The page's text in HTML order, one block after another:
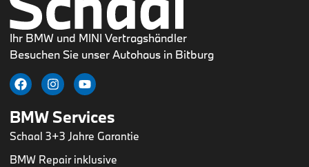
Ihr BMW und MINI Vertragshändler
Besuchen Sie unser Autohaus in Bitburg
BMW Services
Schaal 3+3 Jahre Garantie
BMW Repair inklusive